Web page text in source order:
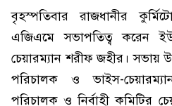
বৃহস্পতিবার রাজধানীর
এজিএমে সভাপতিত্ব করেন
চেয়ারম্যান শরীফ জহীর। সভায়
পরিচালক ও ভাইস-
পরিচালক ও নির্বাহী কমিটির